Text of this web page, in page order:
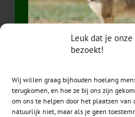
Leuk dat je
bezoekt!
Wij willen graag bijhouden hoelang
terugkomen, en hoe ze bij ons zijn
om ons te helpen door het plaatsen van
natuurlijk niet, maar als je geen